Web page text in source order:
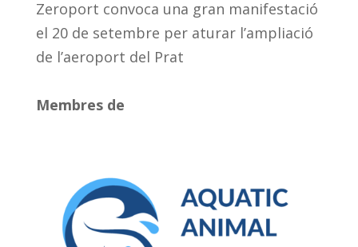
Zeroport convoca una gran manifestació
el 20 de setembre per aturar l’ampliació
de l’aeroport del Prat
Membres de